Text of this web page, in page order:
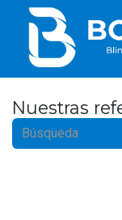
IR AL CONTENIDO
Nuestras